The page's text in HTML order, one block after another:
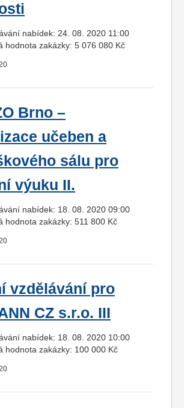
nabídek: 24. 08. 2020 11:00
hodnota zakázky: 5 076 080 Kč
Brno –
učeben a
sálu pro
výuku II.
nabídek: 18. 08. 2020 09:00
hodnota zakázky: 511 800 Kč
vzdělávání pro
CZ s.r.o. III
nabídek: 18. 08. 2020 10:00
hodnota zakázky: 100 000 Kč